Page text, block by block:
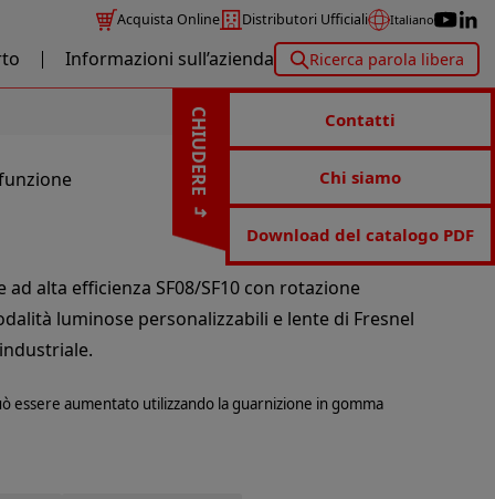
Acquista Online Distributori Ufficiali Italiano
Informazioni sull’azienda Ricerca parola libera
CHIUDERE Contatti
Chi siamo
Download del catalogo PDF
alta efficienza SF08/SF10 con rotazione
luminose personalizzabili e lente di Fresnel
essere aumentato utilizzando la guarnizione in gomma